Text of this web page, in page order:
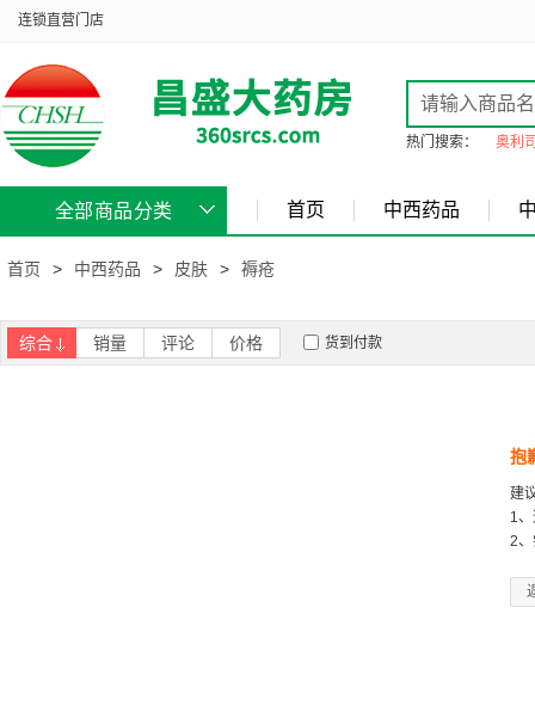
连锁直营门店
热门搜索： 奥利
全部商品分类 首页 中西药品
首页 > 中西药品 > 皮肤 > 褥疮
综合 销量 评论 价格 货到付款
抱
建
1
2、